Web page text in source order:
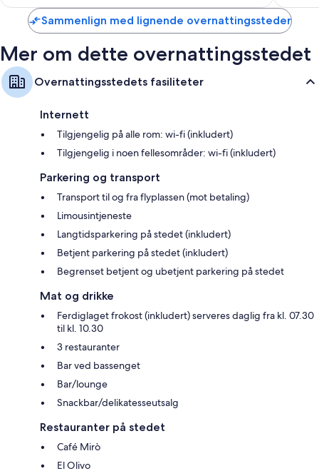
Sammenlign med lignende overnattingssteder
Mer om dette overnattingsstedet
Overnattingsstedets fasiliteter
Internett
Tilgjengelig på alle rom: wi-fi (inkludert)
Tilgjengelig i noen fellesområder: wi-fi (inkludert)
Parkering og transport
Transport til og fra flyplassen (mot betaling)
Limousintjeneste
Langtidsparkering på stedet (inkludert)
Betjent parkering på stedet (inkludert)
Begrenset betjent og ubetjent parkering på stedet
Mat og drikke
Ferdiglaget frokost (inkludert) serveres daglig fra kl. 07.30
til kl. 10.30
3 restauranter
Bar ved bassenget
Bar/lounge
Snackbar/delikatesseutsalg
Restauranter på stedet
Café Mirò
El Olivo